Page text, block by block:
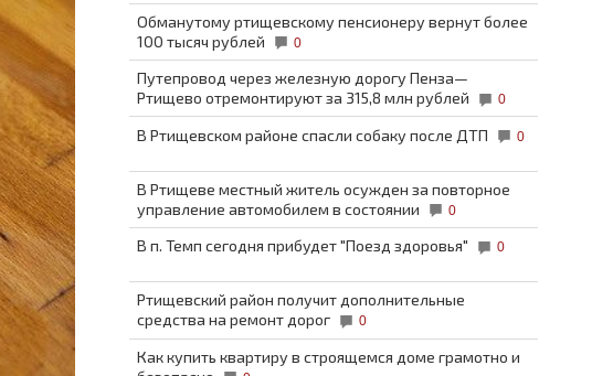
Обманутому ртищевскому пенсионеру вернут более
100 тысяч рублей
0
Путепровод через железную дорогу Пенза—
Ртищево отремонтируют за 315,8 млн рублей
0
В Ртищевском районе спасли собаку после ДТП 0
В Ртищеве местный житель осужден за повторное
управление автомобилем в состоянии
0
В п. Темп сегодня прибудет "Поезд здоровья" 0
Ртищевский район получит дополнительные
средства на ремонт дорог
0
Как купить квартиру в строящемся доме грамотно и